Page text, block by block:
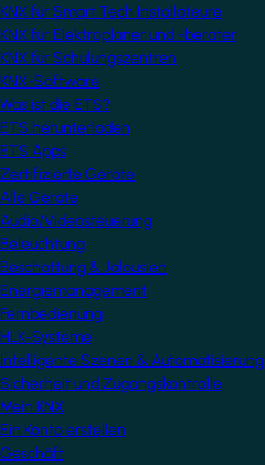
KNX für Smart Tech Installateure
KNX für Elektroplaner und -berater
KNX für Schulungszentren
KNX-Software
Was ist die ETS?
ETS herunterladen
ETS Apps
Zertifizierte Geräte
Alle Geräte
Audio/Videosteuerung
Beleuchtung
Beschattung & Jalousien
Energiemanagement
Fernbedienung
HLK-Systeme
Intelligente Szenen & Automatisierung
Sicherheit und Zugangskontrolle
Mein KNX
Ein Konto erstellen
Geschäft